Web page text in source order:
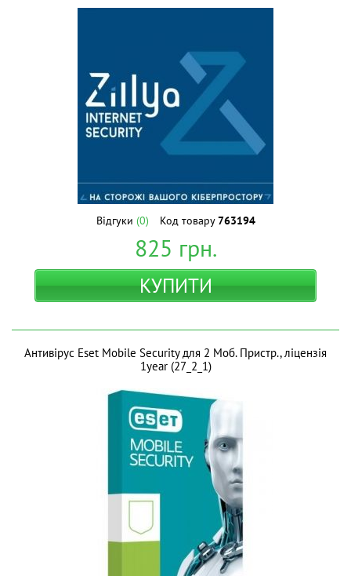
Відгуки (0) Код товару763194
825 грн.
КУПИТИ
Антивірус Eset Mobile Security для 2 Моб. Пристр., ліцензія
1year (27_2_1)